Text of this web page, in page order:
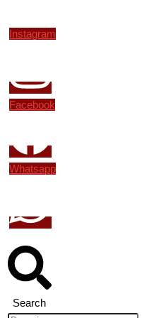
Instagram
Facebook
Whatsapp
Search